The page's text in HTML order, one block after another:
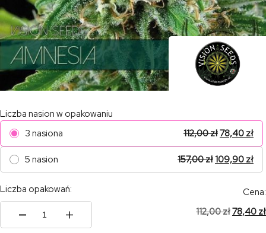
Liczba nasion w opakowaniu
3 nasiona
112,00zł78,40 zł
5 nasion 157,00zł109,90 zł
Liczba opakowań:
ilość
Cena:
112,00zł78,40 zł